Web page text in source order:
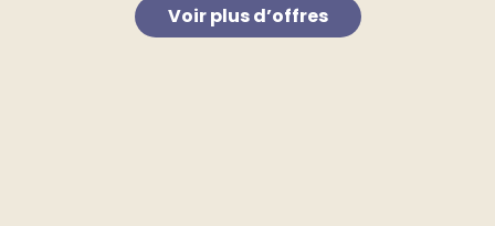
Voir plus d’offres